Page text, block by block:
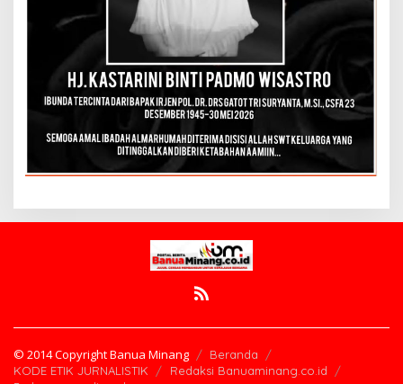
© 2014 Copyright Banua Minang
Beranda
KODE ETIK JURNALISTIK
Redaksi Banuaminang.co.id